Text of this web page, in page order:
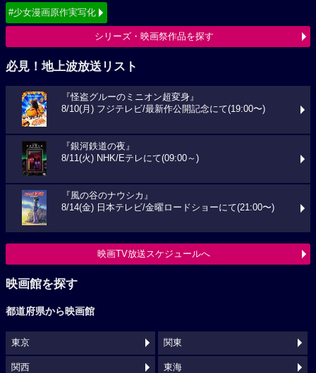
#少女漫画原作実写化
シリーズ・映画祭作品を探す
必見！地上波放送リスト
『怪盗グルーのミニオン超変身』
8/10(月) フジテレビ/最新作公開記念にて(19:00〜)
『銀河鉄道の夜』
8/11(火) NHK/Eテレにて(09:00～)
『風の谷のナウシカ』
8/14(金) 日本テレビ/金曜ロードショーにて(21:00〜)
映画TV放送スケジュールへ
映画館を探す
都道府県から映画館
東京 関東
関西 東海